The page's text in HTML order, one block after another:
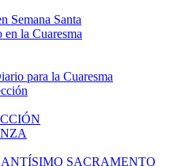
Semana Santa
la Cuaresma
para la Cuaresma
SACRAMENTO